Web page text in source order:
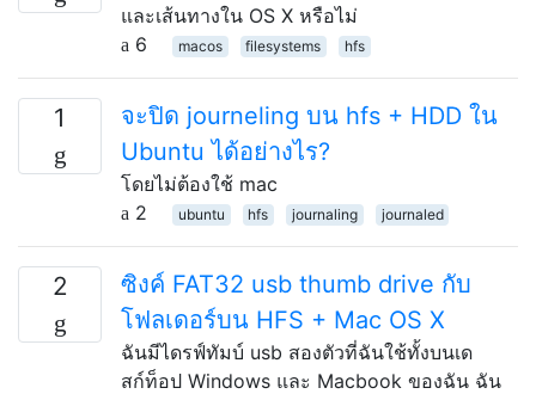
และเส้นทางใน OS X หรือไม่
6
macos filesystems hfs
1
จะปิด journeling บน hfs + HDD ใน
Ubuntu ได้อย่างไร?
โดยไม่ต้องใช้ mac
2
ubuntu hfs journaling journaled
2
ซิงค์ FAT32 usb thumb drive กับ
โฟลเดอร์บน HFS + Mac OS X
ฉันมีไดรฟ์ทัมบ์ usb สองตัวที่ฉันใช้ทั้งบนเด
สก์ท็อป Windows และ Macbook ของฉัน ฉัน